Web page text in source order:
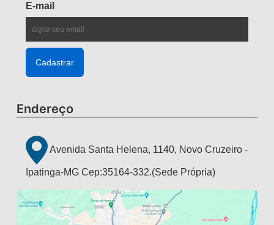
E-mail
Endereço
Avenida Santa Helena, 1140, Novo Cruzeiro -
Ipatinga-MG Cep:35164-332.(Sede Própria)